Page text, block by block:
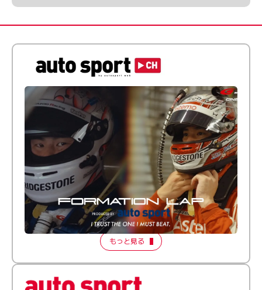
倒す相手を、信じてる。小林利徠斗 × 野村勇斗
【FORMATION LAP Produced by auto sport】
2026 Episode 2
もっと見る